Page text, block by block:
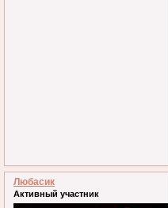
Любасик
Активный участник